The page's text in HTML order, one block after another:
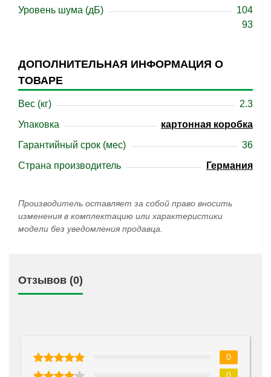
Уровень шума (дБ)
104
93
ДОПОЛНИТЕЛЬНАЯ ИНФОРМАЦИЯ О
ТОВАРЕ
Вес (кг)
2.3
Упаковка
картонная коробка
Гарантийный срок (мес)
36
Страна производитель
Германия
Производитель оставляет за собой право вносить
изменения в комплектацию или характеристики
модели без уведомления продавца.
Отзывов (0)
0
0